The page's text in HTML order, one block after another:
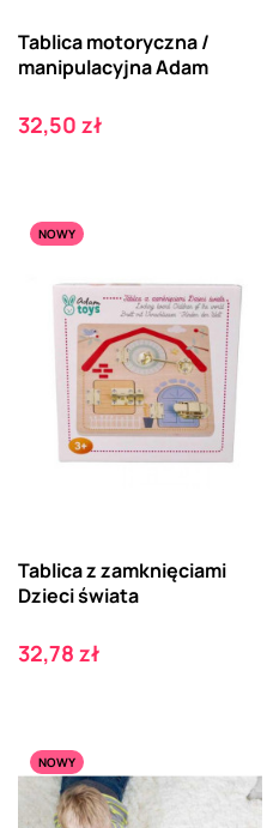
Tablica motoryczna /
manipulacyjna Adam
Cena
32,50 zł
NOWY
Tablica z zamknięciami
Dzieci świata
Cena
32,78 zł
NOWY